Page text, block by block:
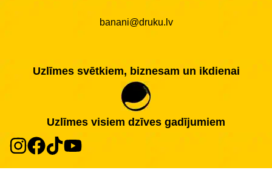
banani@druku.lv
Uzlīmes svētkiem, biznesam un ikdienai
Uzlīmes visiem dzīves gadījumiem